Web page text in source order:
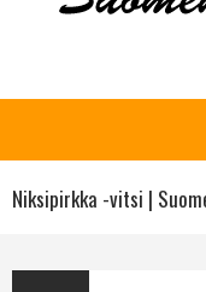
Niksipirkka -vitsi |